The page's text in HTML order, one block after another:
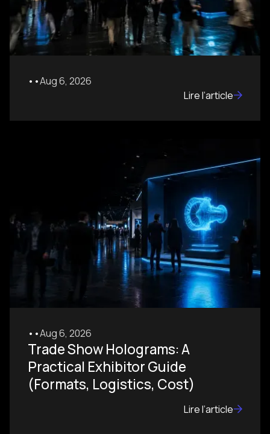
• •Aug 6, 2026
Lire l’article
• •Aug 6, 2026
Trade Show Holograms: A
Practical Exhibitor Guide
(Formats, Logistics, Cost)
Lire l’article